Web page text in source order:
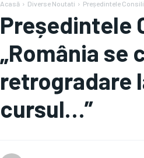
Acasă Diverse Noutati Președintele
Președintele
„România
retrogradare
cursul…”